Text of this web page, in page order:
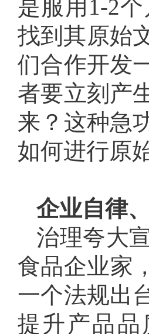
是服用1-2
找到其原始
们合作开发
者要立刻产
来？这种急
如何进行原
企业自律
治理夸大
食品企业家
一个法规出
提升产品